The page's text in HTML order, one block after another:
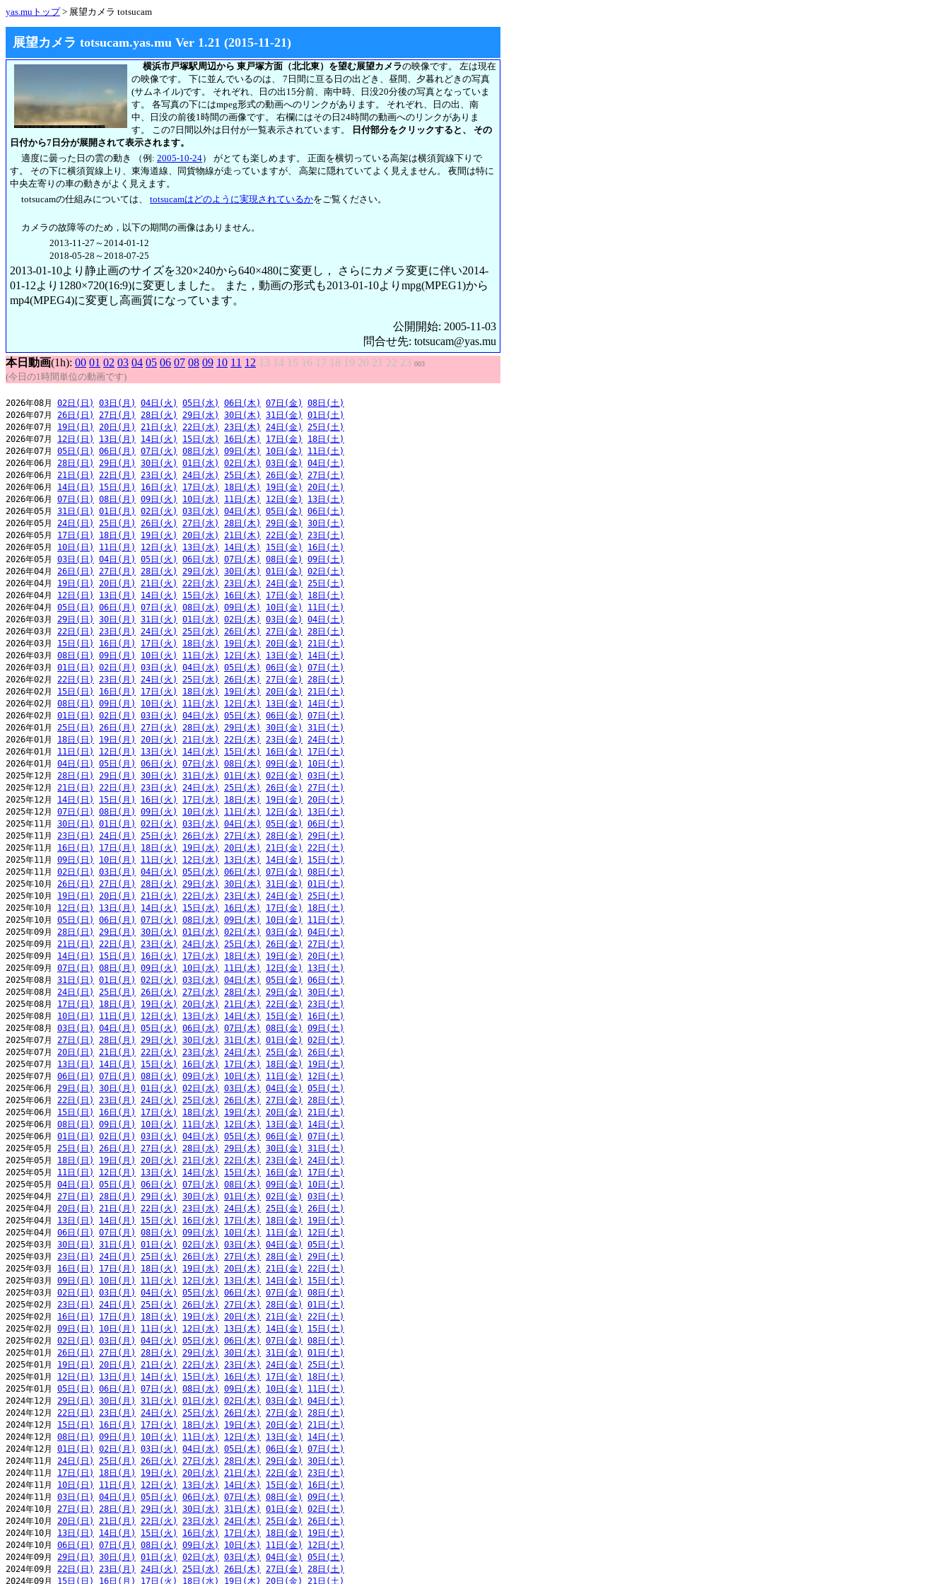
yas.muトップ> 展望カメラ totsucam
展望カメラ totsucam.yas.mu Ver 1.21 (2015-11-21)
横浜市戸塚駅周辺から 東戸塚方面（北北東）を望む展望カメラの映像です。 左は現在
の映像です。 下に並んでいるのは、 7日間に亘る日の出どき、昼間、夕暮れどきの写真
(サムネイル)です。 それぞれ、日の出15分前、南中時、日没20分後の写真となっていま
す。 各写真の下にはmpeg形式の動画へのリンクがあります。 それぞれ、日の出、南
中、日没の前後1時間の画像です。 右欄にはその日24時間の動画へのリンクがありま
す。 この7日間以外は日付が一覧表示されています。
日付部分をクリックすると、 その
日付から7日分が展開されて表示されます。
適度に曇った日の雲の動き （例: 2005-10-24） がとても楽しめます。 正面を横切っている高架は横須賀線下りで
す。 その下に横須賀線上り、東海道線、同貨物線が走っていますが、 高架に隠れていてよく見えません。 夜間は特に
中央左寄りの車の動きがよく見えます。
totsucamの仕組みについては、 totsucamはどのように実現されているかをご覧ください。
カメラの故障等のため，以下の期間の画像はありません。
2013-11-27～2014-01-12
2018-05-28～2018-07-25
2013-01-10より静止画のサイズを320×240から640×480に変更し， さらにカメラ変更に伴い2014-
01-12より1280×720(16:9)に変更しました。 また，動画の形式も2013-01-10よりmpg(MPEG1)から
mp4(MPEG4)に変更し高画質になっています。
公開開始: 2005-11-03
問合せ先: totsucam@yas.mu
本日動画(1h): 00 01 02 03 04 05 06 07 08 09 10 11 12 13 14 15 16 17 18 19 20 21 22 23 003
(今日の1時間単位の動画です)
2026年08月 02日(日) 03日(月) 04日(火) 05日(水) 06日(木) 07日(金)
08日(土)
2026年07月 26日(日) 27日(月) 28日(火) 29日(水) 30日(木) 31日(金)
01日(土)
2026年07月 19日(日) 20日(月) 21日(火) 22日(水) 23日(木) 24日(金)
25日(土)
2026年07月 12日(日) 13日(月) 14日(火) 15日(水) 16日(木) 17日(金)
18日(土)
2026年07月 05日(日) 06日(月) 07日(火) 08日(水) 09日(木) 10日(金)
11日(土)
2026年06月 28日(日) 29日(月) 30日(火) 01日(水) 02日(木) 03日(金)
04日(土)
2026年06月 21日(日) 22日(月) 23日(火) 24日(水) 25日(木) 26日(金)
27日(土)
2026年06月 14日(日) 15日(月) 16日(火) 17日(水) 18日(木) 19日(金)
20日(土)
2026年06月 07日(日) 08日(月) 09日(火) 10日(水) 11日(木) 12日(金)
13日(土)
2026年05月 31日(日) 01日(月) 02日(火) 03日(水) 04日(木) 05日(金)
06日(土)
2026年05月 24日(日) 25日(月) 26日(火) 27日(水) 28日(木) 29日(金)
30日(土)
2026年05月 17日(日) 18日(月) 19日(火) 20日(水) 21日(木) 22日(金)
23日(土)
2026年05月 10日(日) 11日(月) 12日(火) 13日(水) 14日(木) 15日(金)
16日(土)
2026年05月 03日(日) 04日(月) 05日(火) 06日(水) 07日(木) 08日(金)
09日(土)
2026年04月 26日(日) 27日(月) 28日(火) 29日(水) 30日(木) 01日(金)
02日(土)
2026年04月 19日(日) 20日(月) 21日(火) 22日(水) 23日(木) 24日(金)
25日(土)
2026年04月 12日(日) 13日(月) 14日(火) 15日(水) 16日(木) 17日(金)
18日(土)
2026年04月 05日(日) 06日(月) 07日(火) 08日(水) 09日(木) 10日(金)
11日(土)
2026年03月 29日(日) 30日(月) 31日(火) 01日(水) 02日(木) 03日(金)
04日(土)
2026年03月 22日(日) 23日(月) 24日(火) 25日(水) 26日(木) 27日(金)
28日(土)
2026年03月 15日(日) 16日(月) 17日(火) 18日(水) 19日(木) 20日(金)
21日(土)
2026年03月 08日(日) 09日(月) 10日(火) 11日(水) 12日(木) 13日(金)
14日(土)
2026年03月 01日(日) 02日(月) 03日(火) 04日(水) 05日(木) 06日(金)
07日(土)
2026年02月 22日(日) 23日(月) 24日(火) 25日(水) 26日(木) 27日(金)
28日(土)
2026年02月 15日(日) 16日(月) 17日(火) 18日(水) 19日(木) 20日(金)
21日(土)
2026年02月 08日(日) 09日(月) 10日(火) 11日(水) 12日(木) 13日(金)
14日(土)
2026年02月 01日(日) 02日(月) 03日(火) 04日(水) 05日(木) 06日(金)
07日(土)
2026年01月 25日(日) 26日(月) 27日(火) 28日(水) 29日(木) 30日(金)
31日(土)
2026年01月 18日(日) 19日(月) 20日(火) 21日(水) 22日(木) 23日(金)
24日(土)
2026年01月 11日(日) 12日(月) 13日(火) 14日(水) 15日(木) 16日(金)
17日(土)
2026年01月 04日(日) 05日(月) 06日(火) 07日(水) 08日(木) 09日(金)
10日(土)
2025年12月 28日(日) 29日(月) 30日(火) 31日(水) 01日(木) 02日(金)
03日(土)
2025年12月 21日(日) 22日(月) 23日(火) 24日(水) 25日(木) 26日(金)
27日(土)
2025年12月 14日(日) 15日(月) 16日(火) 17日(水) 18日(木) 19日(金)
20日(土)
2025年12月 07日(日) 08日(月) 09日(火) 10日(水) 11日(木) 12日(金)
13日(土)
2025年11月 30日(日) 01日(月) 02日(火) 03日(水) 04日(木) 05日(金)
06日(土)
2025年11月 23日(日) 24日(月) 25日(火) 26日(水) 27日(木) 28日(金)
29日(土)
2025年11月 16日(日) 17日(月) 18日(火) 19日(水) 20日(木) 21日(金)
22日(土)
2025年11月 09日(日) 10日(月) 11日(火) 12日(水) 13日(木) 14日(金)
15日(土)
2025年11月 02日(日) 03日(月) 04日(火) 05日(水) 06日(木) 07日(金)
08日(土)
2025年10月 26日(日) 27日(月) 28日(火) 29日(水) 30日(木) 31日(金)
01日(土)
2025年10月 19日(日) 20日(月) 21日(火) 22日(水) 23日(木) 24日(金)
25日(土)
2025年10月 12日(日) 13日(月) 14日(火) 15日(水) 16日(木) 17日(金)
18日(土)
2025年10月 05日(日) 06日(月) 07日(火) 08日(水) 09日(木) 10日(金)
11日(土)
2025年09月 28日(日) 29日(月) 30日(火) 01日(水) 02日(木) 03日(金)
04日(土)
2025年09月 21日(日) 22日(月) 23日(火) 24日(水) 25日(木) 26日(金)
27日(土)
2025年09月 14日(日) 15日(月) 16日(火) 17日(水) 18日(木) 19日(金)
20日(土)
2025年09月 07日(日) 08日(月) 09日(火) 10日(水) 11日(木) 12日(金)
13日(土)
2025年08月 31日(日) 01日(月) 02日(火) 03日(水) 04日(木) 05日(金)
06日(土)
2025年08月 24日(日) 25日(月) 26日(火) 27日(水) 28日(木) 29日(金)
30日(土)
2025年08月 17日(日) 18日(月) 19日(火) 20日(水) 21日(木) 22日(金)
23日(土)
2025年08月 10日(日) 11日(月) 12日(火) 13日(水) 14日(木) 15日(金)
16日(土)
2025年08月 03日(日) 04日(月) 05日(火) 06日(水) 07日(木) 08日(金)
09日(土)
2025年07月 27日(日) 28日(月) 29日(火) 30日(水) 31日(木) 01日(金)
02日(土)
2025年07月 20日(日) 21日(月) 22日(火) 23日(水) 24日(木) 25日(金)
26日(土)
2025年07月 13日(日) 14日(月) 15日(火) 16日(水) 17日(木) 18日(金)
19日(土)
2025年07月 06日(日) 07日(月) 08日(火) 09日(水) 10日(木) 11日(金)
12日(土)
2025年06月 29日(日) 30日(月) 01日(火) 02日(水) 03日(木) 04日(金)
05日(土)
2025年06月 22日(日) 23日(月) 24日(火) 25日(水) 26日(木) 27日(金)
28日(土)
2025年06月 15日(日) 16日(月) 17日(火) 18日(水) 19日(木) 20日(金)
21日(土)
2025年06月 08日(日) 09日(月) 10日(火) 11日(水) 12日(木) 13日(金)
14日(土)
2025年06月 01日(日) 02日(月) 03日(火) 04日(水) 05日(木) 06日(金)
07日(土)
2025年05月 25日(日) 26日(月) 27日(火) 28日(水) 29日(木) 30日(金)
31日(土)
2025年05月 18日(日) 19日(月) 20日(火) 21日(水) 22日(木) 23日(金)
24日(土)
2025年05月 11日(日) 12日(月) 13日(火) 14日(水) 15日(木) 16日(金)
17日(土)
2025年05月 04日(日) 05日(月) 06日(火) 07日(水) 08日(木) 09日(金)
10日(土)
2025年04月 27日(日) 28日(月) 29日(火) 30日(水) 01日(木) 02日(金)
03日(土)
2025年04月 20日(日) 21日(月) 22日(火) 23日(水) 24日(木) 25日(金)
26日(土)
2025年04月 13日(日) 14日(月) 15日(火) 16日(水) 17日(木) 18日(金)
19日(土)
2025年04月 06日(日) 07日(月) 08日(火) 09日(水) 10日(木) 11日(金)
12日(土)
2025年03月 30日(日) 31日(月) 01日(火) 02日(水) 03日(木) 04日(金)
05日(土)
2025年03月 23日(日) 24日(月) 25日(火) 26日(水) 27日(木) 28日(金)
29日(土)
2025年03月 16日(日) 17日(月) 18日(火) 19日(水) 20日(木) 21日(金)
22日(土)
2025年03月 09日(日) 10日(月) 11日(火) 12日(水) 13日(木) 14日(金)
15日(土)
2025年03月 02日(日) 03日(月) 04日(火) 05日(水) 06日(木) 07日(金)
08日(土)
2025年02月 23日(日) 24日(月) 25日(火) 26日(水) 27日(木) 28日(金)
01日(土)
2025年02月 16日(日) 17日(月) 18日(火) 19日(水) 20日(木) 21日(金)
22日(土)
2025年02月 09日(日) 10日(月) 11日(火) 12日(水) 13日(木) 14日(金)
15日(土)
2025年02月 02日(日) 03日(月) 04日(火) 05日(水) 06日(木) 07日(金)
08日(土)
2025年01月 26日(日) 27日(月) 28日(火) 29日(水) 30日(木) 31日(金)
01日(土)
2025年01月 19日(日) 20日(月) 21日(火) 22日(水) 23日(木) 24日(金)
25日(土)
2025年01月 12日(日) 13日(月) 14日(火) 15日(水) 16日(木) 17日(金)
18日(土)
2025年01月 05日(日) 06日(月) 07日(火) 08日(水) 09日(木) 10日(金)
11日(土)
2024年12月 29日(日) 30日(月) 31日(火) 01日(水) 02日(木) 03日(金)
04日(土)
2024年12月 22日(日) 23日(月) 24日(火) 25日(水) 26日(木) 27日(金)
28日(土)
2024年12月 15日(日) 16日(月) 17日(火) 18日(水) 19日(木) 20日(金)
21日(土)
2024年12月 08日(日) 09日(月) 10日(火) 11日(水) 12日(木) 13日(金)
14日(土)
2024年12月 01日(日) 02日(月) 03日(火) 04日(水) 05日(木) 06日(金)
07日(土)
2024年11月 24日(日) 25日(月) 26日(火) 27日(水) 28日(木) 29日(金)
30日(土)
2024年11月 17日(日) 18日(月) 19日(火) 20日(水) 21日(木) 22日(金)
23日(土)
2024年11月 10日(日) 11日(月) 12日(火) 13日(水) 14日(木) 15日(金)
16日(土)
2024年11月 03日(日) 04日(月) 05日(火) 06日(水) 07日(木) 08日(金)
09日(土)
2024年10月 27日(日) 28日(月) 29日(火) 30日(水) 31日(木) 01日(金)
02日(土)
2024年10月 20日(日) 21日(月) 22日(火) 23日(水) 24日(木) 25日(金)
26日(土)
2024年10月 13日(日) 14日(月) 15日(火) 16日(水) 17日(木) 18日(金)
19日(土)
2024年10月 06日(日) 07日(月) 08日(火) 09日(水) 10日(木) 11日(金)
12日(土)
2024年09月 29日(日) 30日(月) 01日(火) 02日(水) 03日(木) 04日(金)
05日(土)
2024年09月 22日(日) 23日(月) 24日(火) 25日(水) 26日(木) 27日(金)
28日(土)
2024年09月 15日(日) 16日(月) 17日(火) 18日(水) 19日(木) 20日(金)
21日(土)